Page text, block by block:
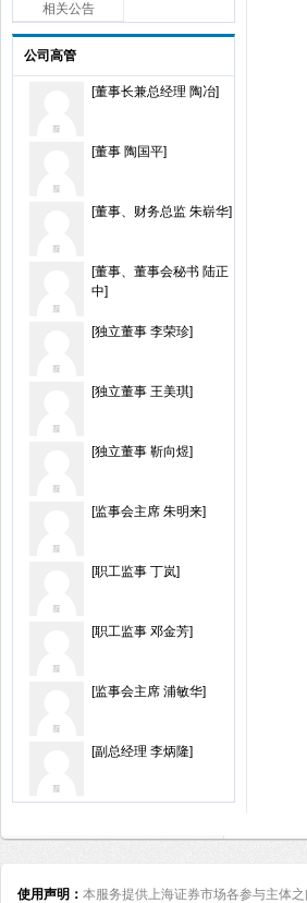
相关公告
公司高管
[董事长兼总经理 陶冶]
[董事 陶国平]
[董事、财务总监 朱崭华]
[董事、董事会秘书 陆正
中]
[独立董事 李荣珍]
[独立董事 王美琪]
[独立董事 靳向煜]
[监事会主席 朱明来]
[职工监事 丁岚]
[职工监事 邓金芳]
[监事会主席 浦敏华]
[副总经理 李炳隆]
使用声明： 本服务提供上海证券市场各参与主体